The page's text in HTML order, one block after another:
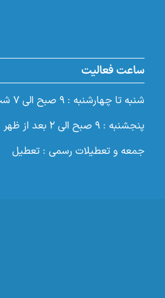
ساعت فعالیت
شنبه تا چهارشنبه : ۹ صبح الی ۷ شب
پنجشنبه : ۹ صبح الی ۲ بعد از ظهر
جمعه و تعطیلات رسمی : تعطیل